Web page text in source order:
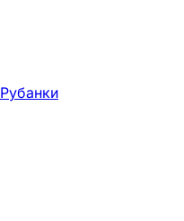
Рубанки